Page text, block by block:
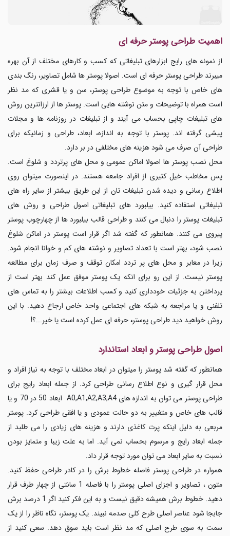
اهمیت طراحی پوستر حرفه ای
از نمونه های رایج ابزارهای تبلیغاتی که کسب و کارهای مختلف از آن بهره
میبرند طراحی پوستر حرفه ای است. اصولا پوستر ها شامل تصاویر، رنگ بندی
های خاص با توجه به موضوع طراحی پوستر، سن و یا قشری که مد نظر
است همراه با توضیحات و متن نوشته هایی است. پوستر ها از ارزانترین روش
های تبلیغات چاپی بحساب می آیند و از تبلیغات در روزنامه ها و مجلات
پیشی گرفته اند. پوستر با توجه به اندازه، ابعاد، طراحی و زمانیکه برای
طراحی آن صرف می شود هزینه های مختلفی در بر دارد.
محل نصب پوستر ها اصولا اماکن عمومی و محل های پرتردد و شلوغ است.
پس مخاطب خیل کثیری از افراد جامعه هستند. در اینصورت میتوان روی
اطلاع رسانی و دیده شدن تبلیغات تان از این طریق بیشتر از سایر راه های
تبلیغاتی استفاده کنید. بیلبورد های تبلیغاتی اصول طراحی و روش های
تبلیغات پوستر را دنبال می کنند و طراحی قالب بیلبورد ها از چهارچوب پوستر
پیروی می کنند. همانطور که گفته شد اگر قرار است پوستر در اماکن شلوغ
نصب شود، بهتر است با تعداد تصاویر و نوشته های کم و خوانا انجام شود.
زیرا در معابر و محل های پر تردد امکان توقف و صرف زمان برای مطالعه
پوستر نیست. از این رو برای انکه یک پوستر موفق عمل کند بهتر است از
پرداختن به جزئیات خودداری کنید و کسب اطلاعات بیشتر را به تماس های
تلفنی و یا مراجعه به شبکه های اجتماعی واحد خاص ارجاع دهید. با این
روش خواهید دید طراحی پوستر،حرفه ای عمل کرده است یا خیر...؟!
اصول طراحی پوستر و ابعاد استاندارد
همانطور که گفته شد پوستر را میتوان در ابعاد مختلف با توجه به نیاز افراد و
محل قرار گیری و نوع اطلاع رسانی طراحی کرد. از جمله ابعاد رایج برای
طراحی پوستر می توان به اندازه های A0,A1,A2,A3,A4
ابعاد 50 در 70 و یا
قالب های خاص و متغییر به دو حالت عمودی و یا افقی طراحی کرد. پوستر
مربعی به دلیل اینکه پرت کاغذی دارند و هزینه های زیادی را می طلبد از
جمله ابعاد رایج و مرسوم بحساب نمی آید. اما به علت زیبا و متمایز بودن
نسبت به سایر ابعاد می توان مورد توجه قرار داد.
همواره در طراحی پوستر فاصله خطوط برش را در کادر طراحی حفظ کنید.
متون ، تصاویر و اجزای اصلی پوستر را با فاصله 1 سانتی از چهار طرف قرار
دهید. خطوط برش همیشه دقیق نیست و به این فکر کنید اگر 1 درصد برش
جابجا شود عناصر اصلی طرح کلی صدمه نبیند. یک پوستر، نگاه ناظر را از یک
سمت به سوی طرح اصلی که مد نظر است باید سوق دهد. سعی کنید از